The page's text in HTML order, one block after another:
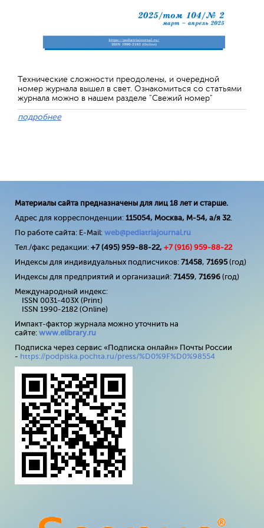
Технические сложности преодолены, и очередной
номер журнала вышел в свет. Ознакомиться со статьями
журнала можно в нашем разделе "Свежий номер"
подробнее
Материалы сайта предназначены для лиц 18 лет и старше.
Адрес для корреспонденции: 115054, Москва, М-54, а/я 32.
По работе сайта: E-Mail: web@pediatriajournal.ru
Тел./факс редакции: +7 (495) 959-88-22, +7 (916) 959-88-22
Индексы для индивидуальных подписчиков: 71458, 71695(год)
Индексы для предприятий и организаций: 71459, 71696 (год)
Международный индекс:
ISSN 0031-403X (Print)
ISSN 1990-2182 (Online)
Импакт-фактор журнала можно уточнить на
сайте: www.elibrary.ru
Подписка через сервис «Подписка онлайн» Почты России
- https://podpiska.pochta.ru/press/%D0%9F%D0%98554